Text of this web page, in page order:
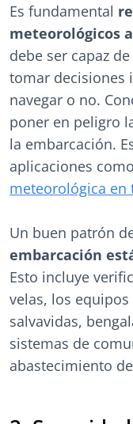
Es fundamental
meteorológicos
debe ser capaz
tomar decisiones
navegar o no.
poner en peligro
la embarcación.
aplicaciones como
meteorológica en
Un buen patrón
embarcación
Esto incluye
velas, los
salvavidas,
sistemas de
abastecimiento